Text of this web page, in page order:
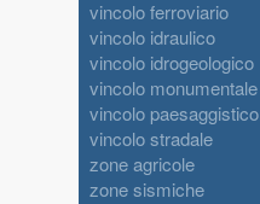
vincolo ferroviario
vincolo idraulico
vincolo idrogeologico
vincolo monumentale
vincolo paesaggistico
vincolo stradale
zone agricole
zone sismiche